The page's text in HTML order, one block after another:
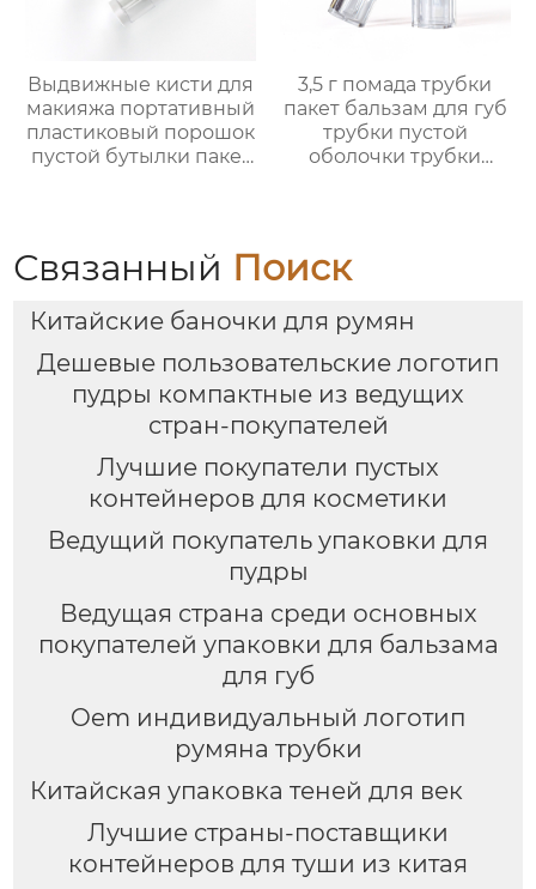
Выдвижные кисти для
макияжа портативный
пластиковый порошок
пустой бутылки пакет
3,5 г помада трубки
пакет бальзам для губ
трубки пустой
оболочки трубки
Связанный Поиск
Китайские баночки для румян
Дешевые пользовательские логотип
пудры компактные из ведущих
стран-покупателей
Лучшие покупатели пустых
контейнеров для косметики
Ведущий покупатель упаковки для
пудры
Ведущая страна среди основных
покупателей упаковки для бальзама
для губ
Oem индивидуальный логотип
румяна трубки
Китайская упаковка теней для век
Лучшие страны-поставщики
контейнеров для туши из китая